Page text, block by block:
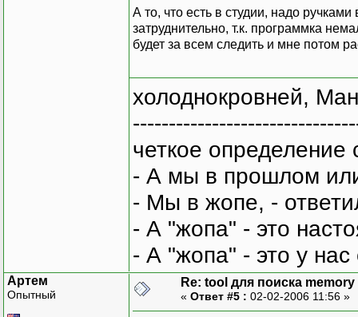
А то, что есть в студии, надо
затруднительно, т.к. программка
будет за всем следить и мне потом
холоднокровней,
четкое
- А мы в прошлом
- Мы в жопе, -
- А "жопа" - это
- А "жопа" - это у
Артем
Опытный
Re: tool для поиска memory
« Ответ #5 : 02-02-2006 11:56 »